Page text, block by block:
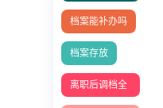
流程
档案能补办吗
档案存放
离职后调档全
攻略